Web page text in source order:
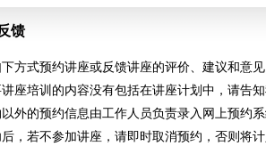
馈
下方式预约讲座或反馈讲座的评价、建议和意
讲座培训的内容没有包括在讲座计划中，请告
以外的预约信息由工作人员负责录入网上预约
后，若不参加讲座，请即时取消预约，否则将